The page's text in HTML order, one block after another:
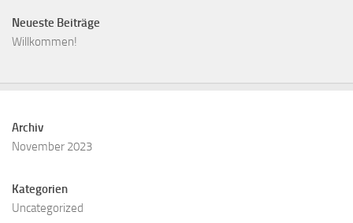
Neueste Beiträge
Willkommen!
Archiv
November 2023
Kategorien
Uncategorized